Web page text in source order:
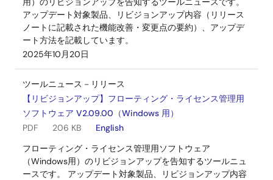
アップデート対象製品、リビジョンアップ内容（リリース
ノートに記載された機能改善・変更点の要約）、アップデ
ート方法を記載しています。
2025年10月20日
ツールニュース－リリース
【リビジョンアップ】フローティング・ライセンス管理用
ソフトウェア V2.09.00（Windows 用）
PDF
206 KB
English
フローティング・ライセンス管理用ソフトウェア
（Windows用）のリビジョンアップを告知するツールニュ
ースです。 アップデート対象製品、リビジョンアップ内容